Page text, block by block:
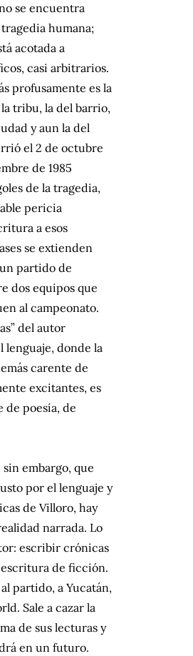
se encuentra
humana;
acotada a
casi arbitrarios.
profusamente es la
tribu, la del barrio,
y aun la del
el 2 de octubre
de 1985
de la tragedia,
pericia
a esos
se extienden
partido de
dos equipos que
al campeonato.
del autor
lenguaje, donde la
carente de
excitantes, es
de poesía, de
embargo, que
por el lenguaje y
de Villoro, hay
narrada. Lo
escribir crónicas
escritura de ficción.
partido, a Yucatán,
Sale a cazar la
de sus lecturas y
en un futuro.